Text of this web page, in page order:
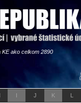
ako celkom 2890
I J K L